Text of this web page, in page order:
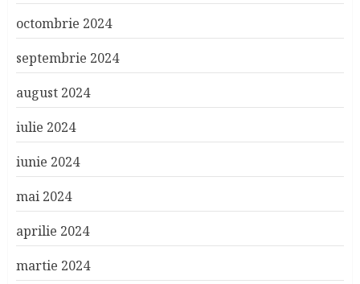
octombrie 2024
septembrie 2024
august 2024
iulie 2024
iunie 2024
mai 2024
aprilie 2024
martie 2024